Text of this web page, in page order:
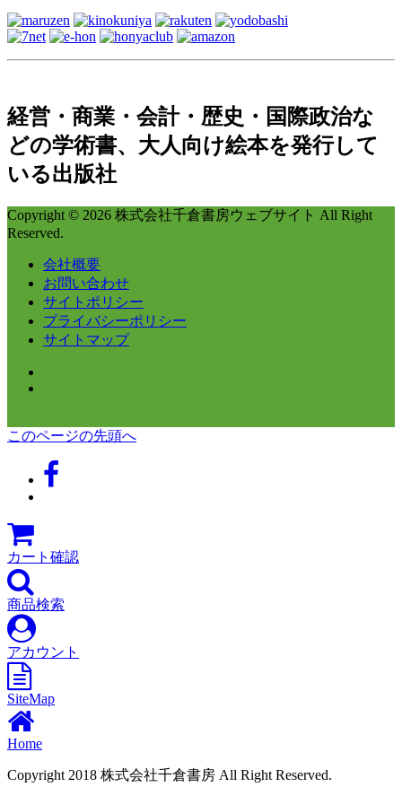
経営・商業・会計・歴史・国際政治な
どの学術書、大人向け絵本を発行して
いる出版社
Copyright © 2026 株式会社千倉書房ウェブサイト All Right
Reserved.
会社概要
お問い合わせ
サイトポリシー
プライバシーポリシー
サイトマップ
このページの先頭へ
カート確認
商品検索
アカウント
SiteMap
Home
Copyright 2018 株式会社千倉書房 All Right Reserved.